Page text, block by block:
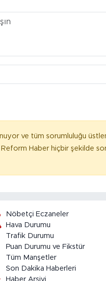
ve tüm sorumluluğu
Haber hiçbir şekilde
Nöbetçi Eczaneler
Hava Durumu
Trafik Durumu
Puan Durumu ve Fikstür
Tüm Manşetler
Son Dakika Haberleri
Haber Arşivi